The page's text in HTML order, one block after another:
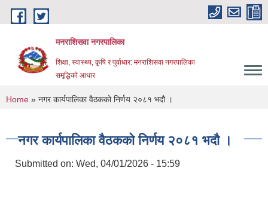
Skip to main content
मनराशिसवा नगरपालिका
शिक्षा, स्वास्थ्य, कृषि र पुर्वाधार: मनराशिसवा नगरपालिका
समृद्धिको आधार
You are here
Home » नगर कार्यपालिका वैठकको निर्णय २०८१ भदौ ।
नगर कार्यपालिका वैठकको निर्णय २०८१ भदौ ।
Submitted on: Wed, 04/01/2026 - 15:59